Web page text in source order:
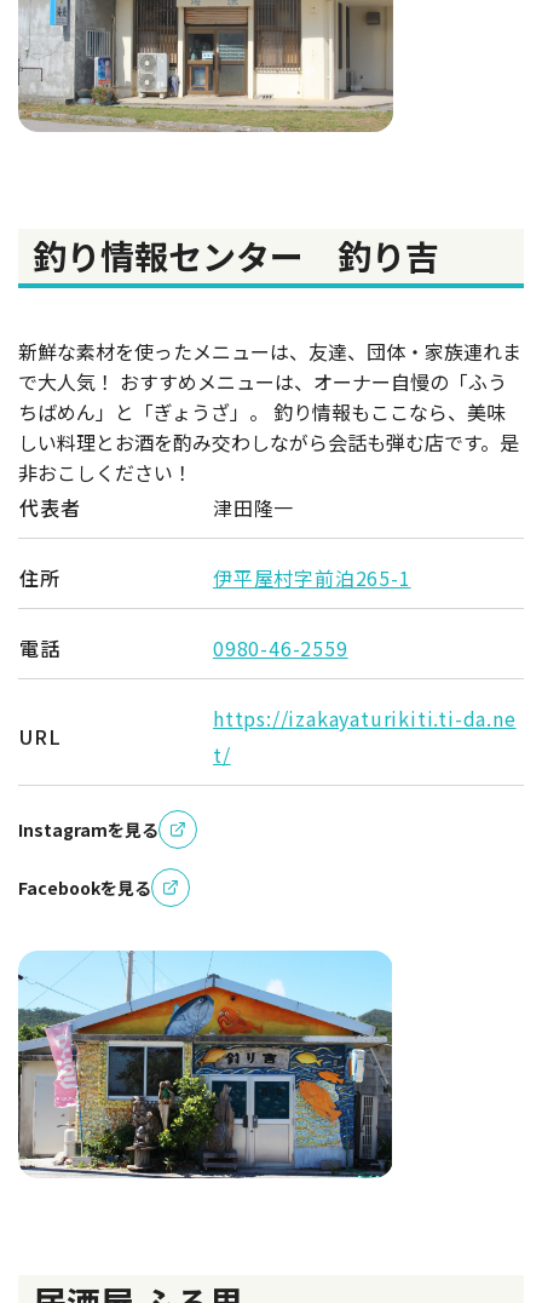
釣り情報センター 釣り吉
新鮮な素材を使ったメニューは、友達、団体・家族連れま
で大人気！ おすすめメニューは、オーナー自慢の「ふう
ちばめん」と「ぎょうざ」。 釣り情報もここなら、美味
しい料理とお酒を酌み交わしながら会話も弾む店です。是
非おこしください！
代表者
津田隆一
住所 伊平屋村字前泊265-1
電話 0980-46-2559
URL
https://izakayaturikiti.ti-da.ne
t/
Instagramを見る
Facebookを見る